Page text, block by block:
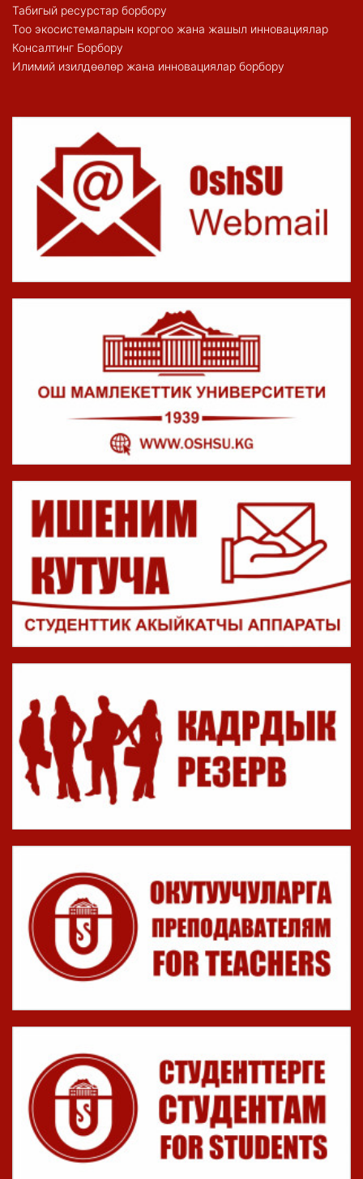
Табигый ресурстар борбору
Тоо экосистемаларын коргоо жана жашыл инновациялар
Консалтинг Борбору
Илимий изилдөөлөр жана инновациялар борбору